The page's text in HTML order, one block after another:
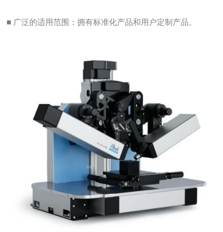
■ 广泛的适用范围：拥有标准化产品和用户定制产品。